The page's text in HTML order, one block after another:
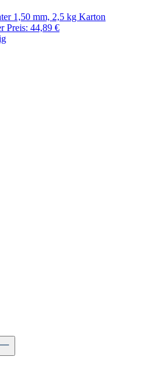
1,50 mm, 2,5 kg Karton
Preis: 44,89 €